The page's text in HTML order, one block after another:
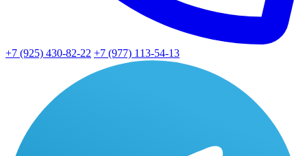
+7 (925) 430-82-22 +7 (977) 113-54-13